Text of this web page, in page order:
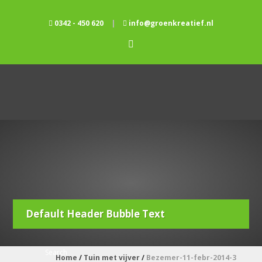
0342 - 450 620 | info@groenkreatief.nl
Default Header Bubble Text
Home / Tuin met vijver/ Bezemer-11-febr-2014-3